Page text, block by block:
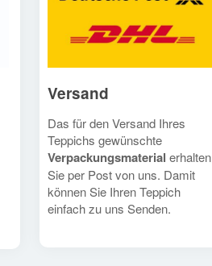
Versand
Das für den Versand Ihres
Teppichs gewünschte
Verpackungsmaterial erhalten
Sie per Post von uns. Damit
können Sie Ihren Teppich
einfach zu uns Senden.